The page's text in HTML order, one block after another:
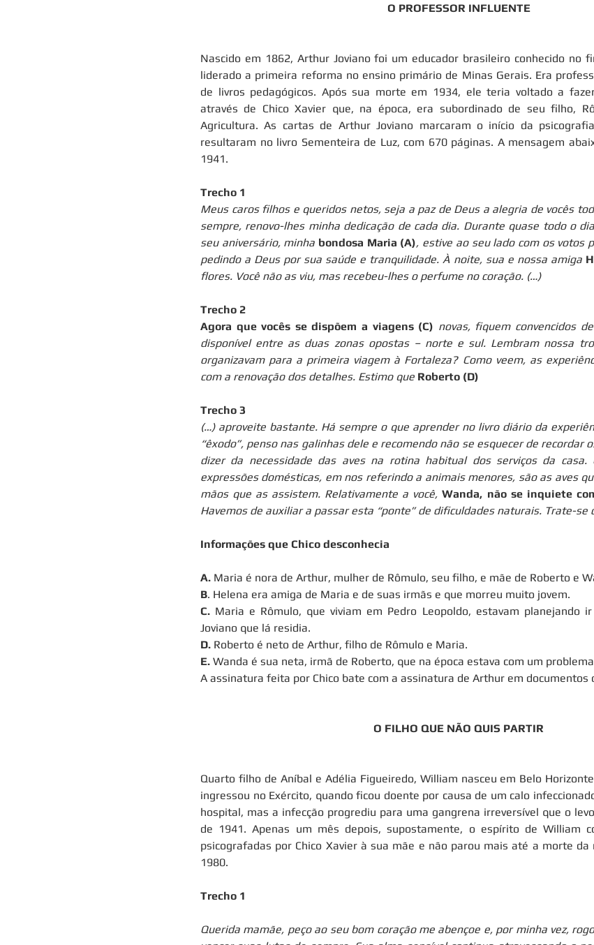
O PROFESSOR INFLUENTE
Nascido em 1862, Arthur Joviano foi um educador brasileiro conhecido no
liderado a primeira reforma no ensino primário de Minas Gerais. Era
de livros pedagógicos. Após sua morte em 1934, ele teria voltado a
através de Chico Xavier que, na época, era subordinado de seu filho,
Agricultura. As cartas de Arthur Joviano marcaram o início da
resultaram no livro Sementeira de Luz, com 670 páginas. A mensagem
1941.
Trecho 1
Meus caros filhos e queridos netos, seja a paz de Deus a alegria de vocês
sempre, renovo-lhes minha dedicação de cada dia. Durante quase todo o
seu aniversário, minha bondosa Maria (A), estive ao seu lado com os votos
pedindo a Deus por sua saúde e tranquilidade. À noite, sua e nossa amiga
flores. Você não as viu, mas recebeu-lhes o perfume no coração. (…)
Trecho 2
Agora que vocês se dispõem a viagens (C) novas, fiquem convencidos
disponível entre as duas zonas opostas – norte e sul. Lembram nossa
organizavam para a primeira viagem à Fortaleza? Como veem, as
com a renovação dos detalhes. Estimo que Roberto (D)
Trecho 3
(…) aproveite bastante. Há sempre o que aprender no livro diário da
“êxodo”, penso nas galinhas dele e recomendo não se esquecer de recordar
dizer da necessidade das aves na rotina habitual dos serviços da
expressões domésticas, em nos referindo a animais menores, são as aves
mãos que as assistem. Relativamente a você, Wanda, não se inquiete
Havemos de auxiliar a passar esta “ponte” de dificuldades naturais. Trate-se
Informações que Chico desconhecia
A. Maria é nora de Arthur, mulher de Rômulo, seu filho, e mãe de Roberto e
B. Helena era amiga de Maria e de suas irmãs e que morreu muito jovem.
C. Maria e Rômulo, que viviam em Pedro Leopoldo, estavam planejando
Joviano que lá residia.
D. Roberto é neto de Arthur, filho de Rômulo e Maria.
E. Wanda é sua neta, irmã de Roberto, que na época estava com um
A assinatura feita por Chico bate com a assinatura de Arthur em documentos
O FILHO QUE NÃO QUIS PARTIR
Quarto filho de Aníbal e Adélia Figueiredo, William nasceu em Belo
ingressou no Exército, quando ficou doente por causa de um calo
hospital, mas a infecção progrediu para uma gangrena irreversível que o
de 1941. Apenas um mês depois, supostamente, o espírito de William
psicografadas por Chico Xavier à sua mãe e não parou mais até a morte da
1980.
Trecho 1
Querida mamãe, peço ao seu bom coração me abençoe e, por minha vez,